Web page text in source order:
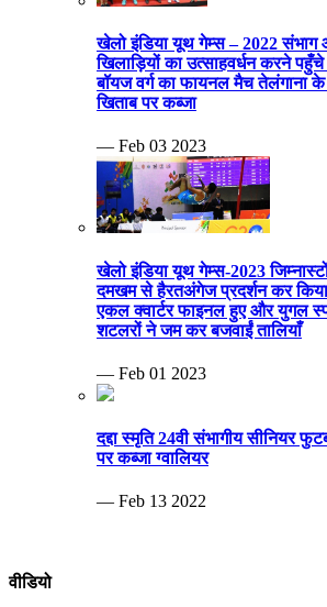
खेलो इंडिया यूथ गेम्स – 2022 संभाग
खिलाड़ियों का उत्साहवर्धन करने पहुँचे
बॉयज वर्ग का फायनल मैच तेलंगाना
खिताब पर कब्जा
— Feb 03 2023
खेलो इंडिया यूथ गेम्स-2023
दमखम से हैरतअंगेज प्रदर्शन कर
एकल क्वार्टर फाइनल हुए और युगल
शटलरों ने जम कर बजवाईं तालियाँ
— Feb 01 2023
दद्दा स्मृति 24वी संभागीय सीनियर
पर कब्जा ग्वालियर
— Feb 13 2022
वीडियो